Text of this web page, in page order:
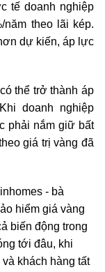
tế doanh nghiệp
năm theo lãi kép.
dự kiến, áp lực
thể trở thành áp
doanh nghiệp
phải nắm giữ bất
giá trị vàng đã
- bà
hiểm giá vàng
biến động trong
tới đâu, khi
khách hàng tất